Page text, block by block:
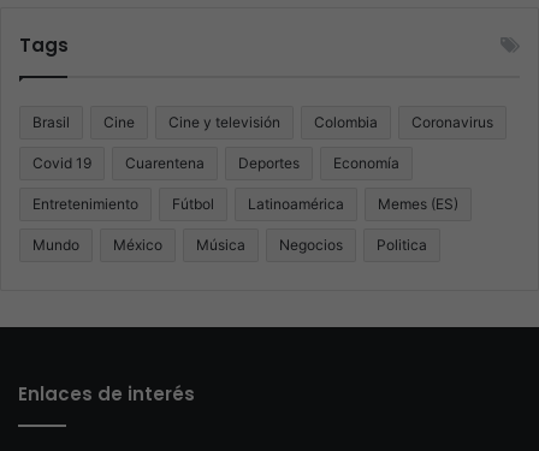
Tags
Brasil Cine Cine y televisión Colombia Coronavirus
Covid 19 Cuarentena Deportes Economía
Entretenimiento Fútbol Latinoamérica Memes (ES)
Mundo México Música Negocios Politica
Enlaces de interés